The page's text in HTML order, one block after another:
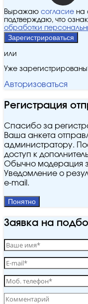
Выражаю согласие на
подтверждаю, что
обработки
Зарегистрироваться
или
Уже
Авторизоваться
Регистрация
Спасибо за
Ваша анкета
администратору.
доступ к
Обычно модерация
Уведомление о
e‑mail.
Понятно
Заявка на